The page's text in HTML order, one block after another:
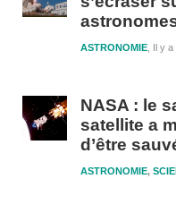
Il y a
ASTRONOMIE
NASA : le
satellite a
d’être
ASTRONOMIE,